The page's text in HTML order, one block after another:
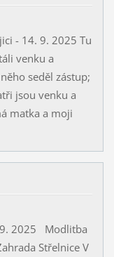
- 14. 9. 2025 Tu
venku a
seděl zástup;
jsou venku a
matka a moji
9. 2025 Modlitba
Střelnice V